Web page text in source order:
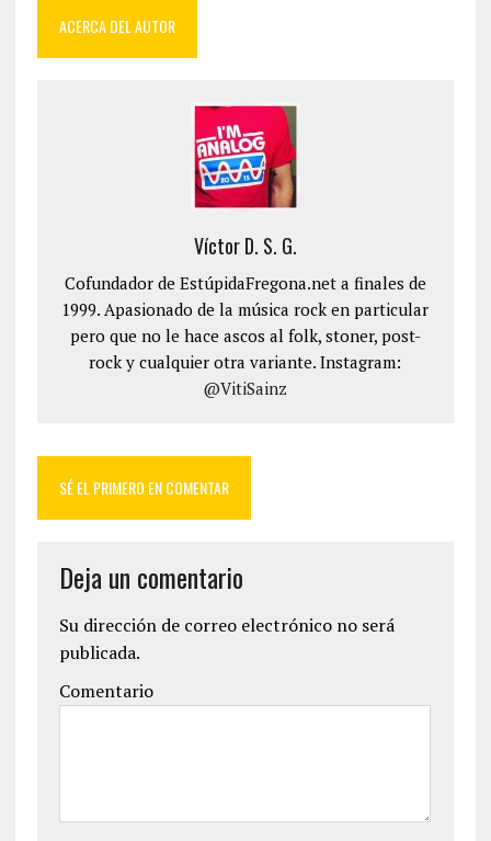
ACERCA DEL AUTOR
Víctor D. S. G.
Cofundador de EstúpidaFregona.net a finales de
1999. Apasionado de la música rock en particular
pero que no le hace ascos al folk, stoner, post-
rock y cualquier otra variante. Instagram:
@VitiSainz
SÉ EL PRIMERO EN COMENTAR
Deja un comentario
Su dirección de correo electrónico no será
publicada.
Comentario